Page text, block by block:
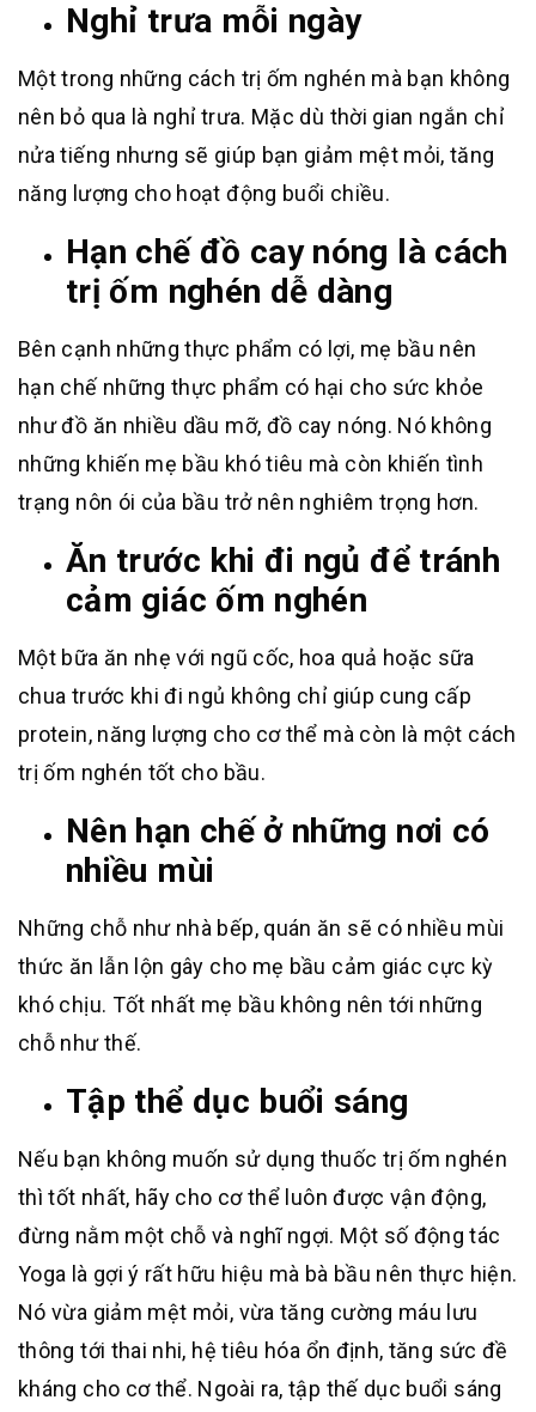
Nghỉ trưa mỗi ngày
Một trong những cách trị ốm nghén mà bạn không
nên bỏ qua là nghỉ trưa. Mặc dù thời gian ngắn chỉ
nửa tiếng nhưng sẽ giúp bạn giảm mệt mỏi, tăng
năng lượng cho hoạt động buổi chiều.
Hạn chế đồ cay nóng là cách
trị ốm nghén dễ dàng
Bên cạnh những thực phẩm có lợi, mẹ bầu nên
hạn chế những thực phẩm có hại cho sức khỏe
như đồ ăn nhiều dầu mỡ, đồ cay nóng. Nó không
những khiến mẹ bầu khó tiêu mà còn khiến tình
trạng nôn ói của bầu trở nên nghiêm trọng hơn.
Ăn trước khi đi ngủ để tránh
cảm giác ốm nghén
Một bữa ăn nhẹ với ngũ cốc, hoa quả hoặc sữa
chua trước khi đi ngủ không chỉ giúp cung cấp
protein, năng lượng cho cơ thể mà còn là một cách
trị ốm nghén tốt cho bầu.
Nên hạn chế ở những nơi có
nhiều mùi
Những chỗ như nhà bếp, quán ăn sẽ có nhiều mùi
thức ăn lẫn lộn gây cho mẹ bầu cảm giác cực kỳ
khó chịu. Tốt nhất mẹ bầu không nên tới những
chỗ như thế.
Tập thể dục buổi sáng
Nếu bạn không muốn sử dụng thuốc trị ốm nghén
thì tốt nhất, hãy cho cơ thể luôn được vận động,
đừng nằm một chỗ và nghĩ ngợi. Một số động tác
Yoga là gợi ý rất hữu hiệu mà bà bầu nên thực hiện.
Nó vừa giảm mệt mỏi, vừa tăng cường máu lưu
thông tới thai nhi, hệ tiêu hóa ổn định, tăng sức đề
kháng cho cơ thể. Ngoài ra, tập thế dục buổi sáng